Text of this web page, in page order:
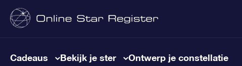
Cadeaus Bekijk je ster Ontwerp je constellatie